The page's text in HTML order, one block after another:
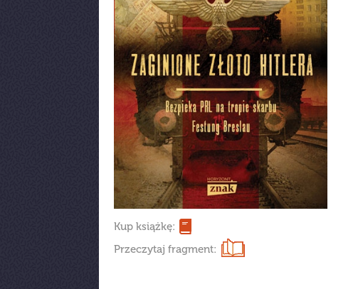
Kup książkę:
Przeczytaj fragment: